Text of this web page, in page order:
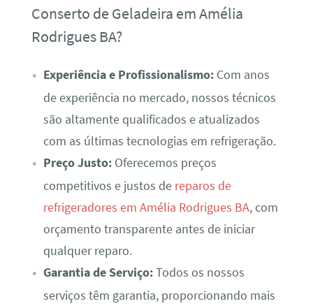
Conserto de Geladeira em Amélia
Rodrigues BA?
Experiência e Profissionalismo:Com anos
de experiência no mercado, nossos técnicos
são altamente qualificados e atualizados
com as últimas tecnologias em refrigeração.
Preço Justo:Oferecemos preços
competitivos e justos de reparos de
refrigeradores em Amélia Rodrigues BA, com
orçamento transparente antes de iniciar
qualquer reparo.
Garantia de Serviço:Todos os nossos
serviços têm garantia, proporcionando mais